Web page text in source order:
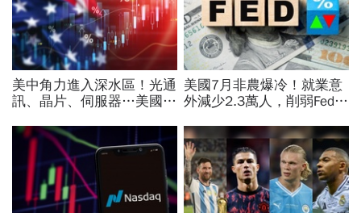
美中角力進入深水區！光通
訊、晶片、伺服器…美國制
「這類人」處境危險又困難
美國7月非農爆冷！就業意
外減少2.3萬人，削弱Fed升
創7個月來最佳單周